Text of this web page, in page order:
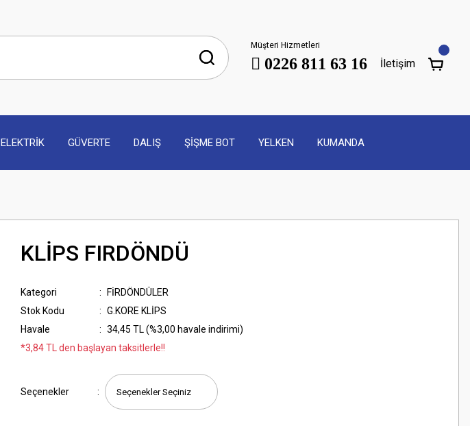
Müşteri Hizmetleri
0226 811 63 16 İletişim
ELEKTRİK GÜVERTE DALIŞ ŞİŞME BOT YELKEN KUMANDA
KLİPS FIRDÖNDÜ
Kategori
FİRDÖNDÜLER
Stok Kodu
G.KORE KLİPS
Havale
34,45 TL (%3,00 havale indirimi)
*3,84 TL den başlayan taksitlerle!!
Seçenekler